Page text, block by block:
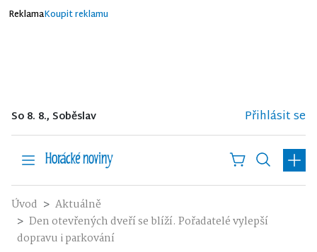
ReklamaKoupit reklamu
So 8. 8., Soběslav Přihlásit se
Úvod
Aktuálně
Den otevřených dveří se blíží. Pořadatelé vylepší
dopravu i parkování